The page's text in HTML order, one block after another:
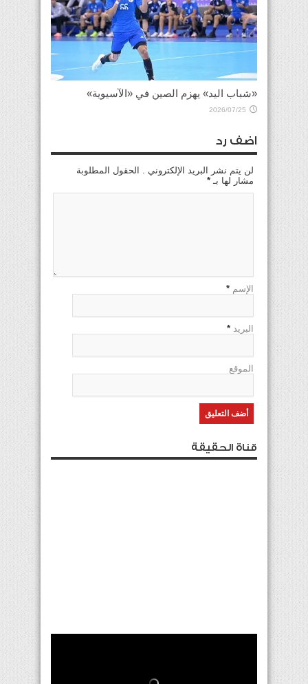
«شباب اليد» يهزم الصين في «الآسيوية»
2026/07/25
اضف رد
لن يتم نشر البريد الإلكتروني . الحقول المطلوبة
مشار لها بـ *
الإسم *
البريد *
الموقع
قناة الحقيقة